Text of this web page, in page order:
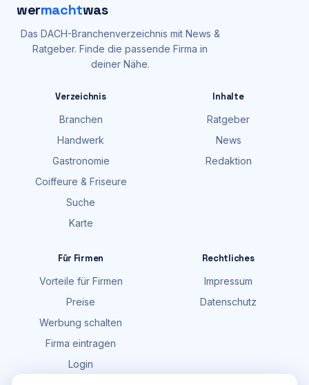
wermachtwas
Das DACH-Branchenverzeichnis mit News &
Ratgeber. Finde die passende Firma in
deiner Nähe.
Verzeichnis
Branchen
Handwerk
Gastronomie
Coiffeure & Friseure
Suche
Karte
Inhalte
Ratgeber
News
Redaktion
Für Firmen
Vorteile für Firmen
Preise
Werbung schalten
Firma eintragen
Login
Rechtliches
Impressum
Datenschutz